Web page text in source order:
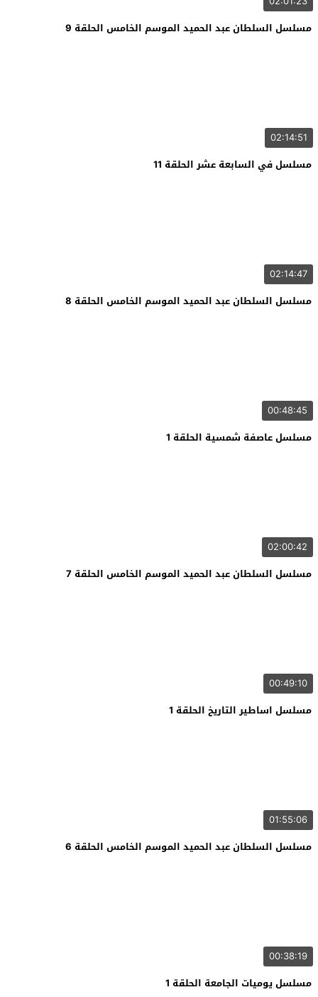
مسلسل السلطان عبد الحميد الموسم الخامس الحلقة 9
02:14:51
مسلسل في السابعة عشر الحلقة 11
02:14:47
مسلسل السلطان عبد الحميد الموسم الخامس الحلقة 8
00:48:45
مسلسل عاصفة شمسية الحلقة 1
02:00:42
مسلسل السلطان عبد الحميد الموسم الخامس الحلقة 7
00:49:10
مسلسل اساطير التاريخ الحلقة 1
01:55:06
مسلسل السلطان عبد الحميد الموسم الخامس الحلقة 6
00:38:19
مسلسل يوميات الجامعة الحلقة 1